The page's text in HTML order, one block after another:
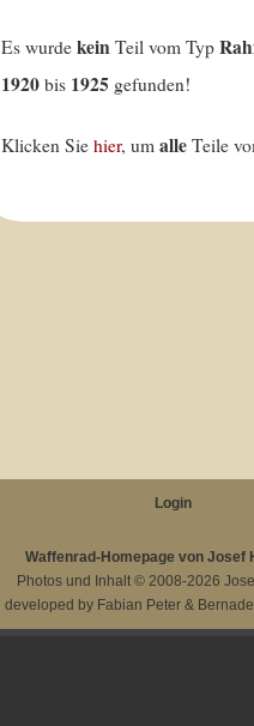
Es wurdekein Teil vom Typ
1920 bis 1925 gefunden!
Klicken Siehier, umalle Teile
Login
Waffenrad-Homepage von Josef
Photos und Inhalt © 2008-2026
developed by Fabian Peter &